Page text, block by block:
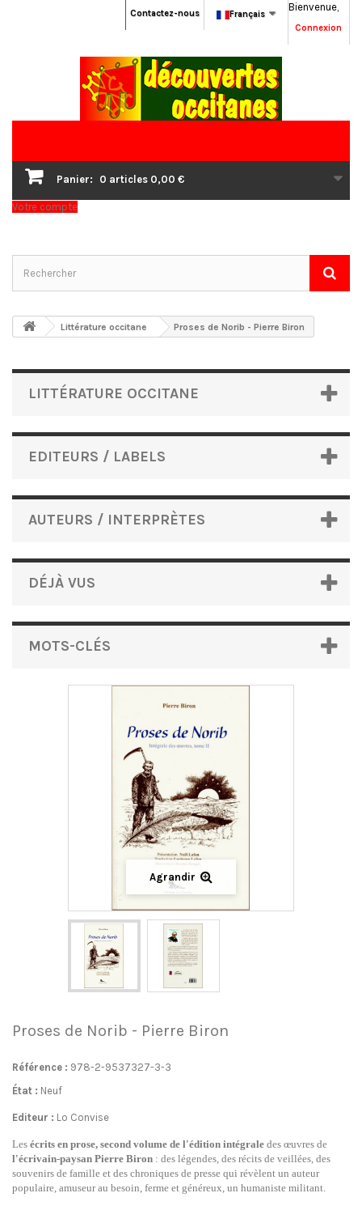
Bienvenue,
Connexion
Français
Contactez-nous
Panier: 0 articles 0,00 €
Votre compte
Littérature occitane Proses de Norib - Pierre Biron
LITTÉRATURE OCCITANE
EDITEURS / LABELS
AUTEURS / INTERPRÈTES
DÉJÀ VUS
MOTS-CLÉS
Agrandir
Proses de Norib - Pierre Biron
Référence : 978-2-9537327-3-3
État : Neuf
Editeur : Lo Convise
Les écrits en prose, second volume de l'édition intégrale des œuvres de
l'écrivain-paysan Pierre Biron : des légendes, des récits de veillées, des
souvenirs de famille et des chroniques de presse qui révèlent un auteur
populaire, amuseur au besoin, ferme et généreux, un humaniste militant.